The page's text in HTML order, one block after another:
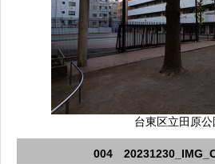
台東区立田原公
004